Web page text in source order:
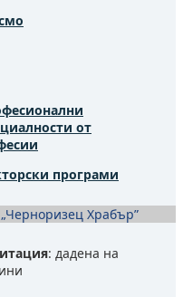
от
програми
Храбър”
: дадена на